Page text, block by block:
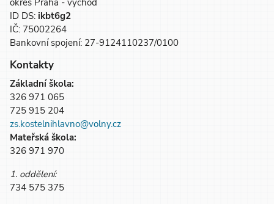
okres Praha - východ
ID DS:ikbt6g2
IČ: 75002264
Bankovní spojení: 27-9124110237/0100
Kontakty
Základní škola:
326 971 065
725 915 204
zs.kostelnihlavno@volny.cz
Mateřská škola:
326 971 970
1. oddělení:
734 575 375